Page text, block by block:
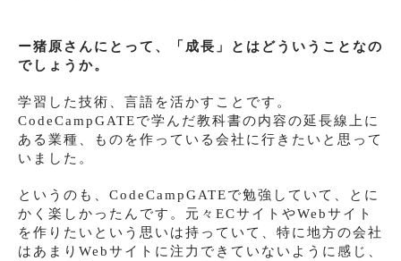
ー猪原さんにとって、「成長」とはどういうことなの
でしょうか。
学習した技術、言語を活かすことです。
CodeCampGATEで学んだ教科書の内容の延長線上に
ある業種、ものを作っている会社に行きたいと思って
いました。
というのも、CodeCampGATEで勉強していて、とに
かく楽しかったんです。元々ECサイトやWebサイト
を作りたいという思いは持っていて、特に地方の会社
はあまりWebサイトに注力できていないように感じ、